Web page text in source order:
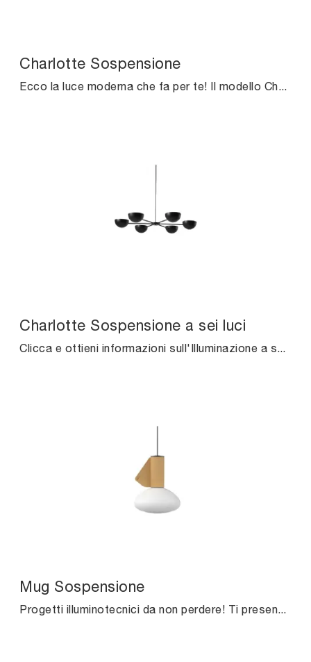
Charlotte Sospensione
Ecco la luce moderna che fa per te! Il modello Charlotte Sospensione è una tra le nostre lampade a sospensione di Midj.
Charlotte Sospensione a sei luci
Mug Sospensione
Progetti illuminotecnici da non perdere! Ti presentiamo la lampada a sospensione design Mug Sospensione di Midj.